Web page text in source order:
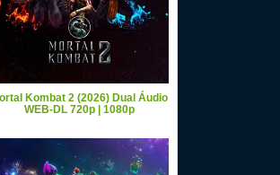
Kombat 2 (2026) Dual Áudio
WEB-DL 720p | 1080p